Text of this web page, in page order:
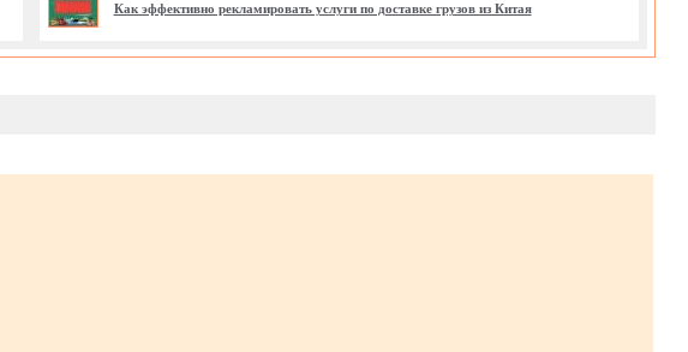
Как эффективно рекламировать услуги по доставке грузов из Китая